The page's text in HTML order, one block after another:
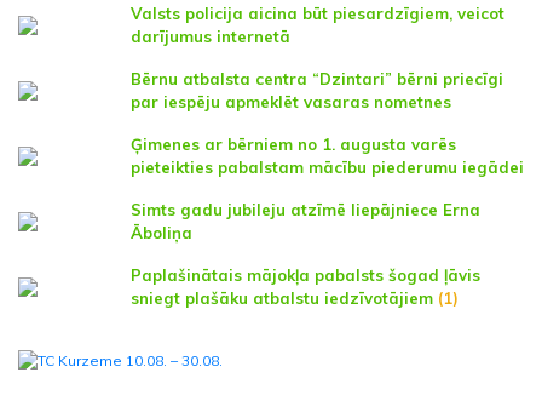
Valsts policija aicina būt piesardzīgiem, veicot
darījumus internetā
Bērnu atbalsta centra “Dzintari” bērni priecīgi
par iespēju apmeklēt vasaras nometnes
Ģimenes ar bērniem no 1. augusta varēs
pieteikties pabalstam mācību piederumu iegādei
Simts gadu jubileju atzīmē liepājniece Erna
Āboliņa
Paplašinātais mājokļa pabalsts šogad ļāvis
sniegt plašāku atbalstu iedzīvotājiem (1)